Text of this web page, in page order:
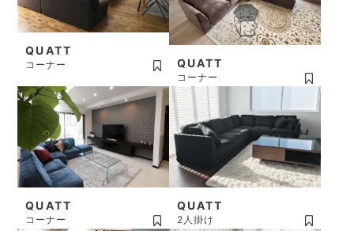
QUATT
コーナー QUATT
コーナー
QUATT
コーナー
QUATT
2人掛け